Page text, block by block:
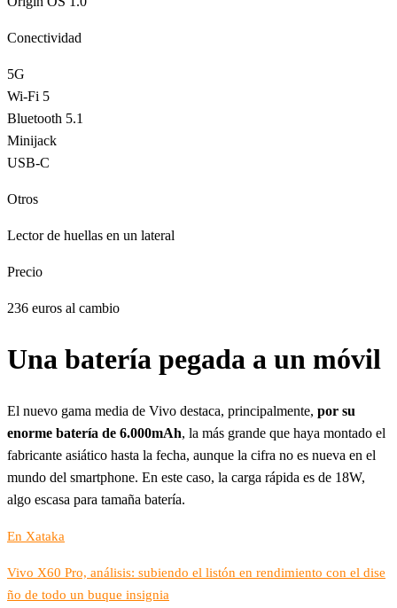
Conectividad
5G
Wi-Fi 5
Bluetooth 5.1
Minijack
USB-C
Otros
Lector de huellas en un lateral
Precio
236 euros al cambio
Una batería pegada a un móvil
El nuevo gama media de Vivo destaca, principalmente, por su
enorme batería de 6.000mAh, la más grande que haya montado el
fabricante asiático hasta la fecha, aunque la cifra no es nueva en el
mundo del smartphone. En este caso, la carga rápida es de 18W,
algo escasa para tamaña batería.
En Xataka
Vivo X60 Pro, análisis: subiendo el listón en rendimiento con el dise
ño de todo un buque insignia